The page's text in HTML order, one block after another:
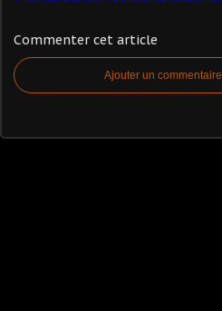
Commenter cet article
Ajouter un commentaire